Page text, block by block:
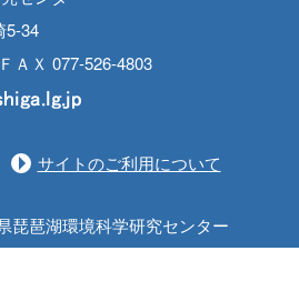
5-34
ＡＸ 077-526-4803
サイトのご利用について
琵琶湖環境科学研究センター